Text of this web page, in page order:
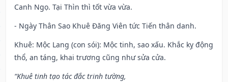
Canh Ngọ. Tại Thìn thì tốt vừa vừa.
- Ngày Thân Sao Khuê Đăng Viên tức Tiến thân danh.
Khuê: Mộc Lang (con sói): Mộc tinh, sao xấu. Khắc kỵ động
thổ, an táng, khai trương cũng như sửa cửa.
“Khuê tinh tạo tác đắc trinh tường,